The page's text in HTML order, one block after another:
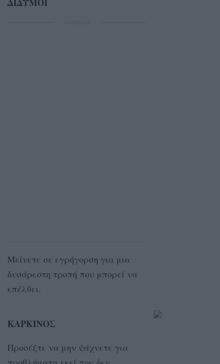
Μείνετε σε εγρήγορση για μια
δυσάρεστη τροπή που μπορεί να
επέλθει.
ΚΑΡΚΙΝΟΣ
Προσέξτε να μην ψάχνετε για